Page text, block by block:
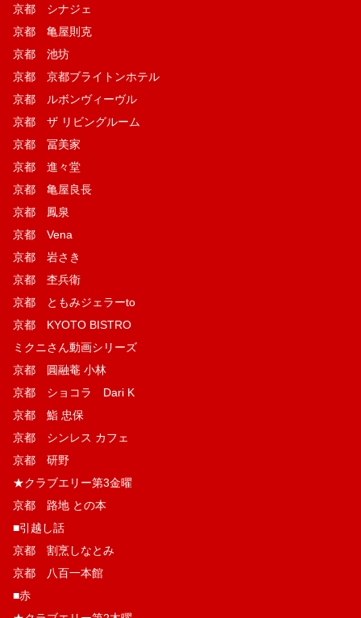
京都 シナジェ
京都 亀屋則克
京都 池坊
京都 京都ブライトンホテル
京都 ルボンヴィーヴル
京都 ザ リビングルーム
京都 冨美家
京都 進々堂
京都 亀屋良長
京都 鳳泉
京都 Vena
京都 岩さき
京都 杢兵衛
京都 ともみジェラーto
京都 KYOTO BISTRO
ミクニさん動画シリーズ
京都 圓融菴 小林
京都 ショコラ Dari K
京都 鮨 忠保
京都 シンレス カフェ
京都 研野
★クラブエリー第3金曜
京都 路地 との本
■引越し話
京都 割烹しなとみ
京都 八百一本館
■赤